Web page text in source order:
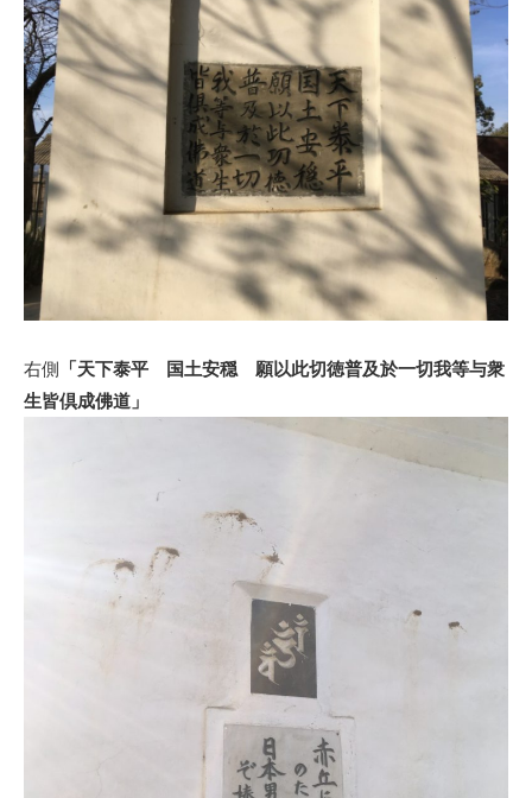
右側 「天下泰平 国土安穏 願以此切徳普及於一切我等与衆
生皆倶成佛道」